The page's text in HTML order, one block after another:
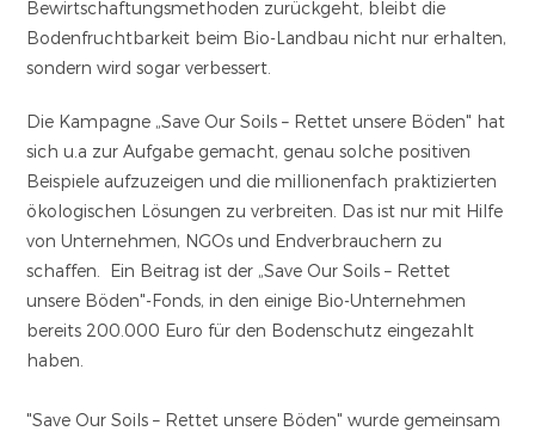
Bewirtschaftungsmethoden zurückgeht, bleibt die
Bodenfruchtbarkeit beim Bio-Landbau nicht nur erhalten,
sondern wird sogar verbessert.
Die Kampagne „Save Our Soils – Rettet unsere Böden" hat
sich u.a zur Aufgabe gemacht, genau solche positiven
Beispiele aufzuzeigen und die millionenfach praktizierten
ökologischen Lösungen zu verbreiten. Das ist nur mit Hilfe
von Unternehmen, NGOs und Endverbrauchern zu
schaffen. Ein Beitrag ist der „Save Our Soils – Rettet
unsere Böden"-Fonds, in den einige Bio-Unternehmen
bereits 200.000 Euro für den Bodenschutz eingezahlt
haben.
"Save Our Soils – Rettet unsere Böden" wurde gemeinsam